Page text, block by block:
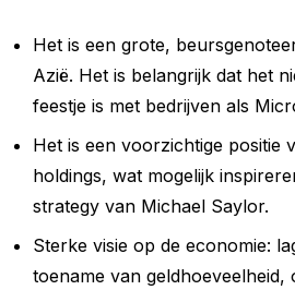
Het is een grote,
Azië. Het is belangrijk dat het
feestje is met bedrijven als
Het is een voorzichtige positie
holdings, wat mogelijk
strategy van Michael Saylor.
Sterke visie op de economie:
toename van geldhoeveelheid,